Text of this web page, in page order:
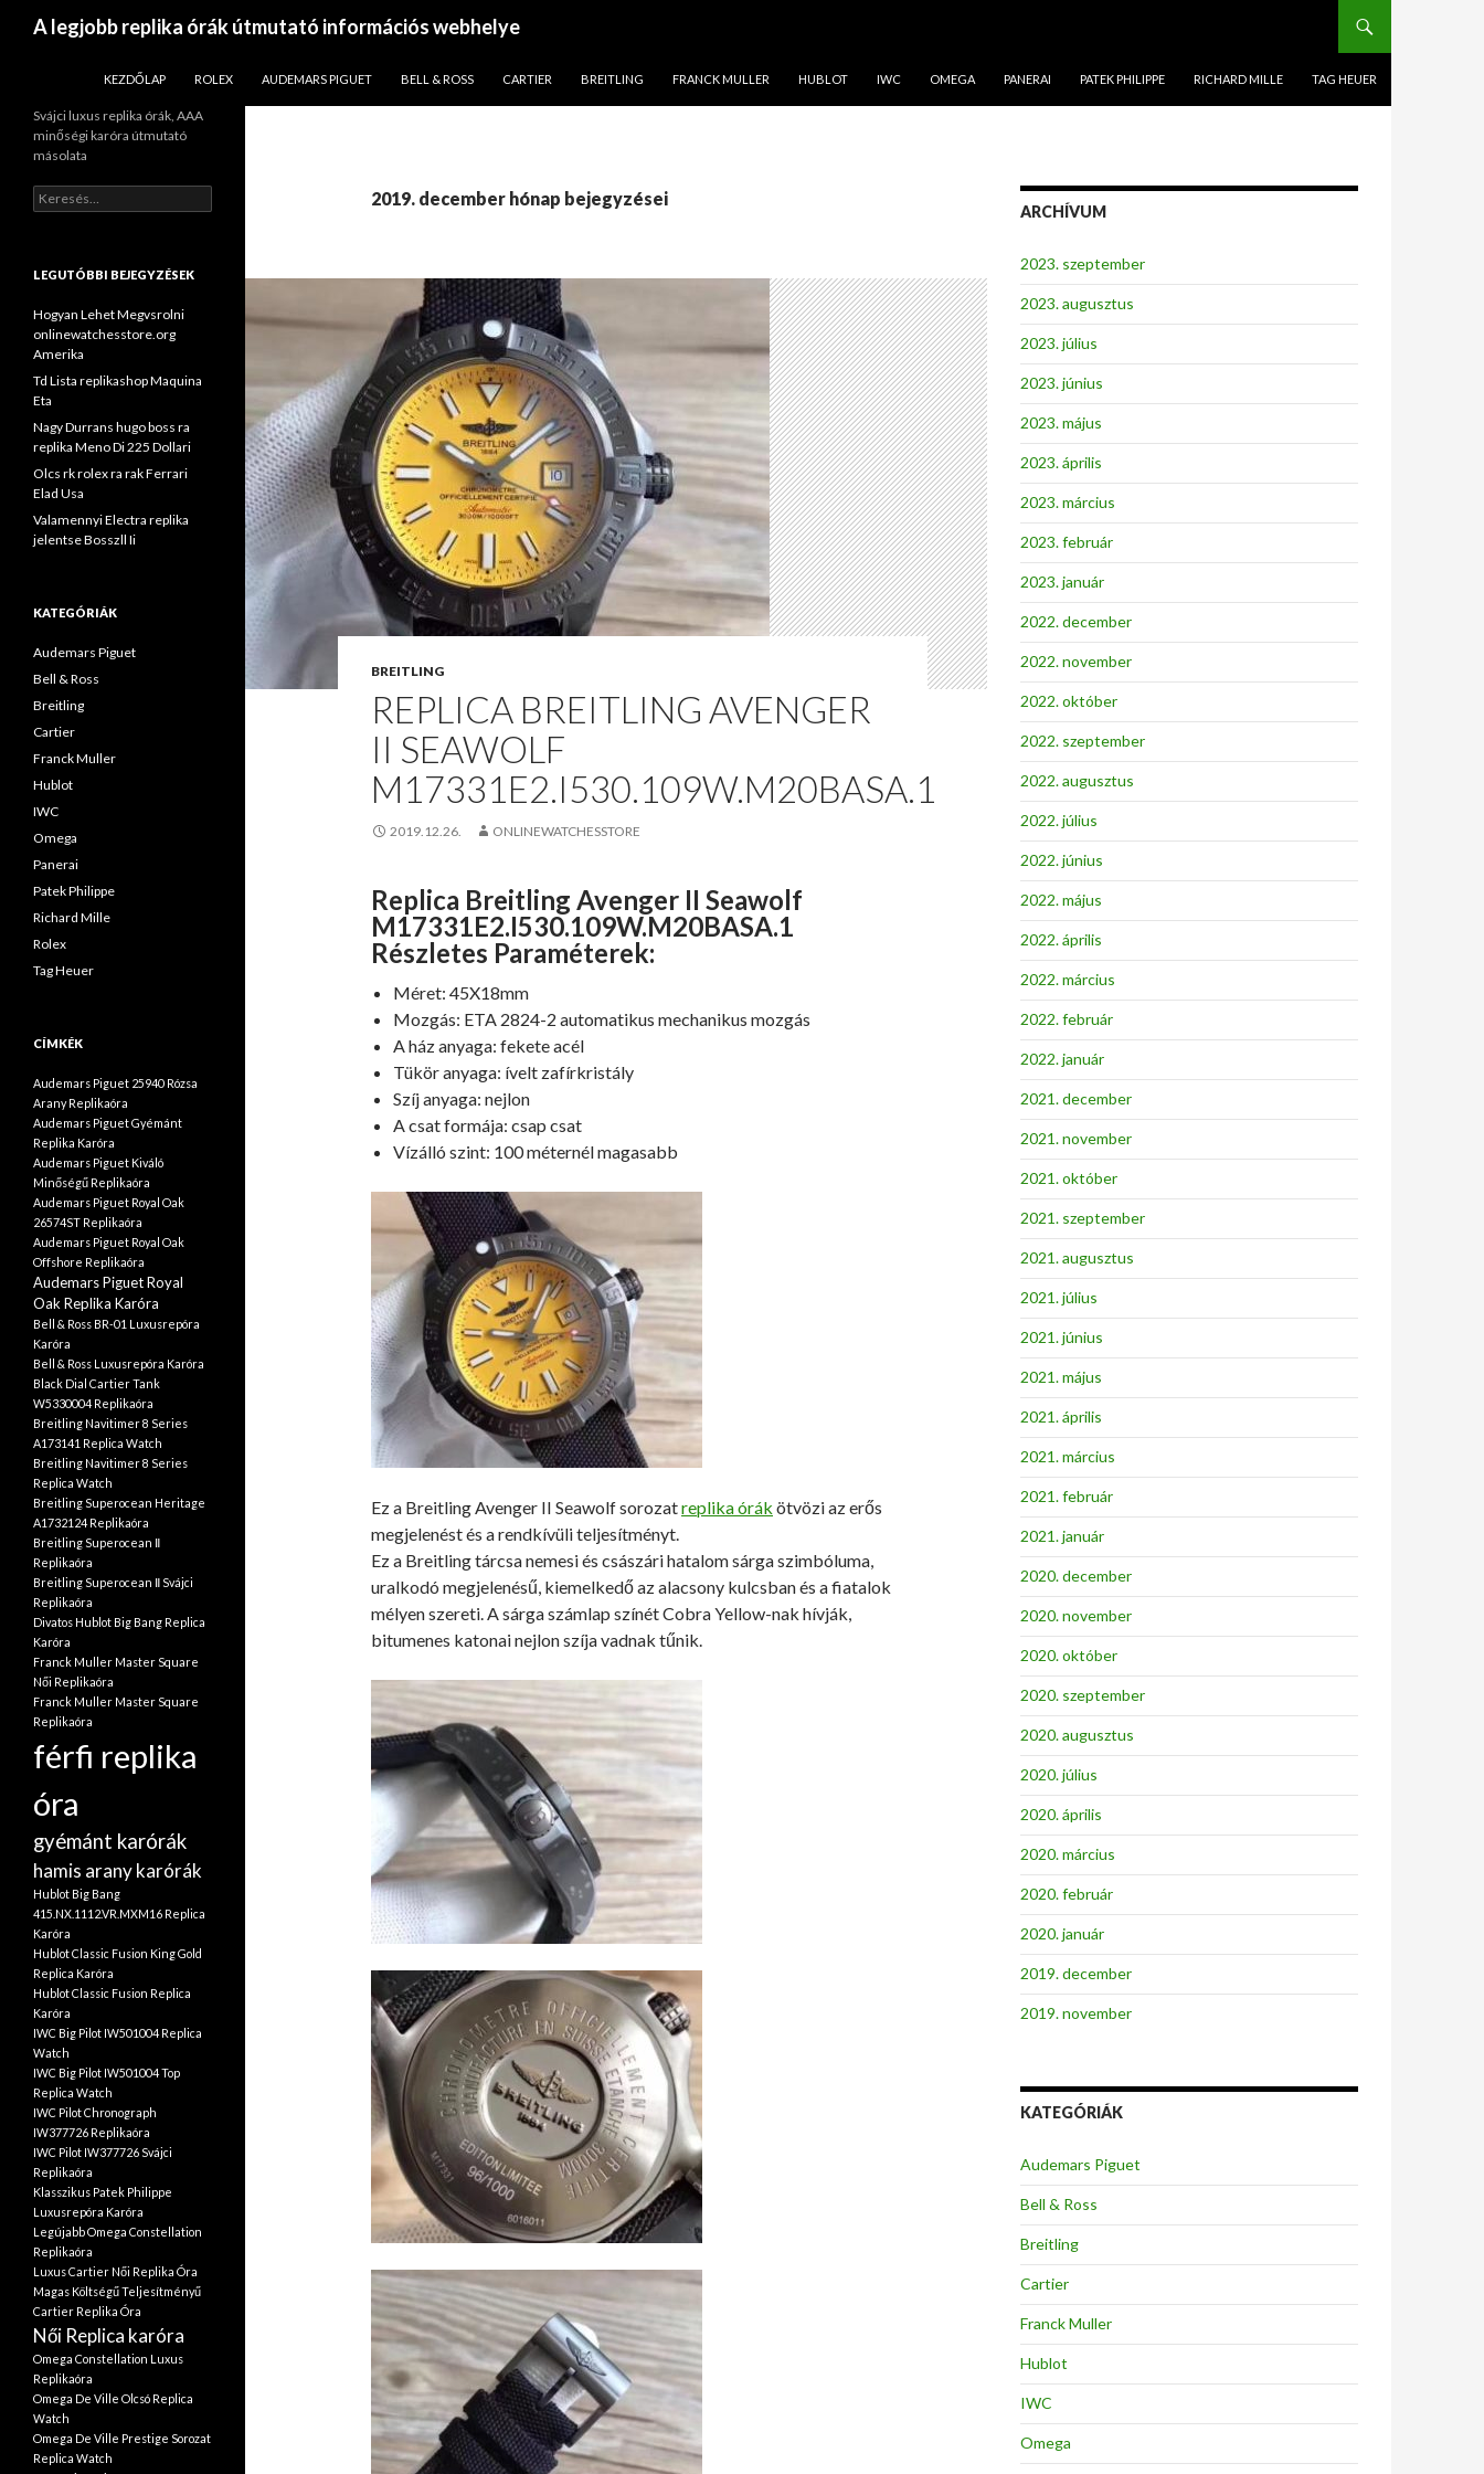
A legjobb replika órák útmutató információs webhelye
KEZDŐLAP
ROLEX AUDEMARS PIGUET BELL & ROSS CARTIER BREITLING FRANCK MULLER HUBLOT IWC OMEGA PANERAI PATEK PHILIPPE RICHARD MILLE TAG HEUER
2019. december hónap bejegyzései
BREITLING
REPLICA BREITLING AVENGER
II SEAWOLF
M17331E2.I530.109W.M20BASA.1
2019.12.26. ONLINEWATCHESSTORE
Replica Breitling Avenger II Seawolf
M17331E2.I530.109W.M20BASA.1
Részletes Paraméterek:
Méret: 45X18mm
Mozgás: ETA 2824-2 automatikus mechanikus mozgás
A ház anyaga: fekete acél
Tükör anyaga: ívelt zafírkristály
Szíj anyaga: nejlon
A csat formája: csap csat
Vízálló szint: 100 méternél magasabb
Ez a Breitling Avenger II Seawolf sorozatreplika órák ötvözi az erős
megjelenést és a rendkívüli teljesítményt.
Ez a Breitling tárcsa nemesi és császári hatalom sárga szimbóluma,
uralkodó megjelenésű, kiemelkedő az alacsony kulcsban és a fiatalok
mélyen szereti. A sárga számlap színét Cobra Yellow-nak hívják,
bitumenes katonai nejlon szíja vadnak tűnik.
ARCHÍVUM
2023. szeptember
2023. augusztus
2023. július
2023. június
2023. május
2023. április
2023. március
2023. február
2023. január
2022. december
2022. november
2022. október
2022. szeptember
2022. augusztus
2022. július
2022. június
2022. május
2022. április
2022. március
2022. február
2022. január
2021. december
2021. november
2021. október
2021. szeptember
2021. augusztus
2021. július
2021. június
2021. május
2021. április
2021. március
2021. február
2021. január
2020. december
2020. november
2020. október
2020. szeptember
2020. augusztus
2020. július
2020. április
2020. március
2020. február
2020. január
2019. december
2019. november
KATEGÓRIÁK
Audemars Piguet
Bell & Ross
Breitling
Cartier
Franck Muller
Hublot
IWC
Omega
Svájci luxus replika órák, AAA
minőségi karóra útmutató
másolata
Keresés:
LEGUTÓBBI BEJEGYZÉSEK
Hogyan Lehet Megvsrolni
onlinewatchesstore.org
Amerika
Td Lista replikashop Maquina
Eta
Nagy Durrans hugo boss ra
replika Meno Di 225 Dollari
Olcs rk rolex ra rak Ferrari
Elad Usa
Valamennyi Electra replika
jelentse Bosszll Ii
KATEGÓRIÁK
Audemars Piguet
Bell & Ross
Breitling
Cartier
Franck Muller
Hublot
IWC
Omega
Panerai
Patek Philippe
Richard Mille
Rolex
Tag Heuer
CÍMKÉK
Audemars Piguet 25940 Rózsa
Arany Replikaóra
Audemars Piguet Gyémánt
Replika Karóra
Audemars Piguet Kiváló
Minőségű Replikaóra
Audemars Piguet Royal Oak
26574ST Replikaóra
Audemars Piguet Royal Oak
Offshore Replikaóra
Audemars Piguet Royal
Oak Replika Karóra
Bell & Ross BR-01 Luxusrepóra
Karóra
Bell & Ross Luxusrepóra Karóra
Black Dial Cartier Tank
W5330004 Replikaóra
Breitling Navitimer 8 Series
A173141 Replica Watch
Breitling Navitimer 8 Series
Replica Watch
Breitling Superocean Heritage
A1732124 Replikaóra
Breitling Superocean Ⅱ
Replikaóra
Breitling Superocean Ⅱ Svájci
Replikaóra
Divatos Hublot Big Bang Replica
Karóra
Franck Muller Master Square
Női Replikaóra
Franck Muller Master Square
Replikaóra
férfi replika
óra
gyémánt karórák
hamis arany karórák
Hublot Big Bang
415.NX.1112.VR.MXM16 Replica
Karóra
Hublot Classic Fusion King Gold
Replica Karóra
Hublot Classic Fusion Replica
Karóra
IWC Big Pilot IW501004 Replica
Watch
IWC Big Pilot IW501004 Top
Replica Watch
IWC Pilot Chronograph
IW377726 Replikaóra
IWC Pilot IW377726 Svájci
Replikaóra
Klasszikus Patek Philippe
Luxusrepóra Karóra
Legújabb Omega Constellation
Replikaóra
Luxus Cartier Női Replika Óra
Magas Költségű Teljesítményű
Cartier Replika Óra
Női Replica karóra
Omega Constellation Luxus
Replikaóra
Omega De Ville Olcsó Replica
Watch
Omega De Ville Prestige Sorozat
Replica Watch